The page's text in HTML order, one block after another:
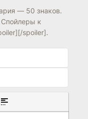
— 50 знаков.
к
spoiler].
ЦИТАТЫ
ВСТАВКА СПОЙЛЕРА